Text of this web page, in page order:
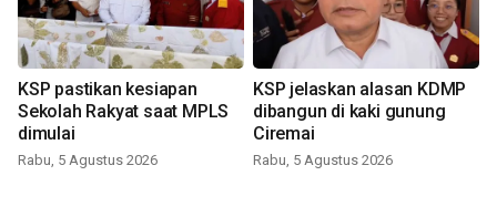
KSP pastikan kesiapan
Sekolah Rakyat saat MPLS
dimulai
Rabu, 5 Agustus 2026
KSP jelaskan alasan KDMP
dibangun di kaki gunung
Ciremai
Rabu, 5 Agustus 2026